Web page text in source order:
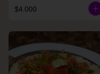
$4.000